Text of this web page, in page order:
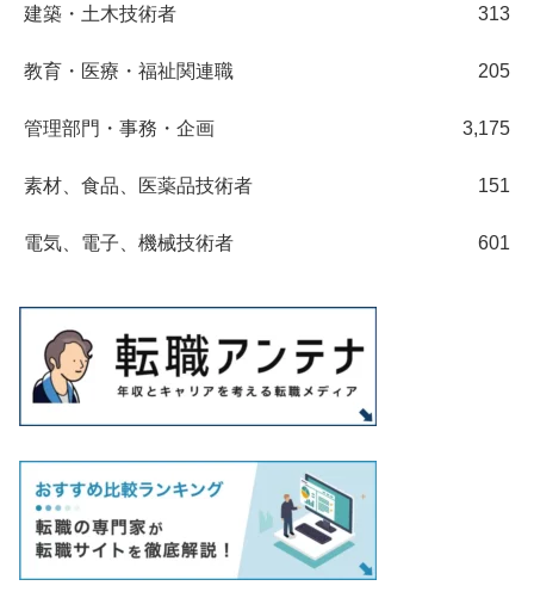
建築・土木技術者 313
教育・医療・福祉関連職 205
管理部門・事務・企画 3,175
素材、食品、医薬品技術者 151
電気、電子、機械技術者 601